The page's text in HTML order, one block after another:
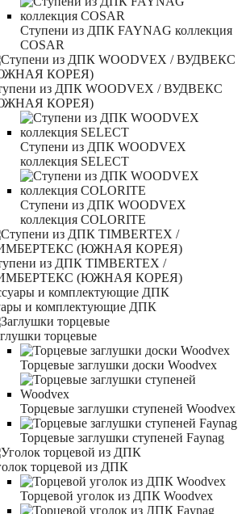
Ступени из ДПК FAYNAG коллекция
COSAR
из ДПК WOODVEX / ВУДВЕКС
КОРЕЯ)
Ступени из ДПК WOODVEX
коллекция SELECT
Ступени из ДПК WOODVEX
коллекция COLORITE
из ДПК TIMBERTEX /
(ЮЖНАЯ КОРЕЯ)
и комплектующие ДПК
торцевые
Торцевые заглушки доски Woodvex
Торцевые заглушки ступеней Woodvex
Торцевые заглушки ступеней Faynag
торцевой из ДПК
Торцевой уголок из ДПК Woodvex